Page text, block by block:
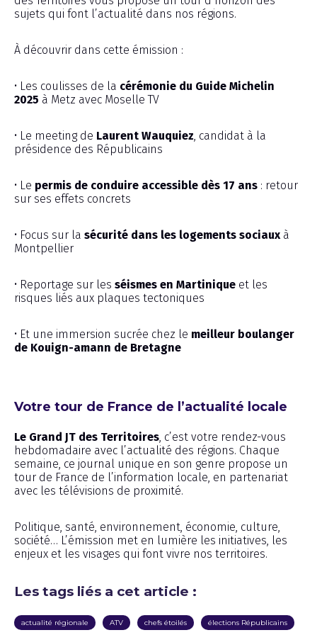
sujets qui font l’actualité dans nos régions.
À découvrir dans cette émission :
• Les coulisses de la cérémonie du Guide Michelin
2025 à Metz avec Moselle TV
• Le meeting de Laurent Wauquiez, candidat à la
présidence des Républicains
• Le permis de conduire accessible dès 17 ans : retour
sur ses effets concrets
• Focus sur la sécurité dans les logements sociauxà
Montpellier
• Reportage sur les séismes en Martinique et les
risques liés aux plaques tectoniques
• Et une immersion sucrée chez le meilleur boulanger
de Kouign-amann de Bretagne
Votre tour de France de l’actualité locale
Le Grand JT des Territoires, c’est votre rendez-vous
hebdomadaire avec l’actualité des régions. Chaque
semaine, ce journal unique en son genre propose un
tour de France de l’information locale, en partenariat
avec les télévisions de proximité.
Politique, santé, environnement, économie, culture,
société… L’émission met en lumière les initiatives, les
enjeux et les visages qui font vivre nos territoires.
Les tags liés a cet article :
actualité régionale ATV chefs étoilés élections Républicains